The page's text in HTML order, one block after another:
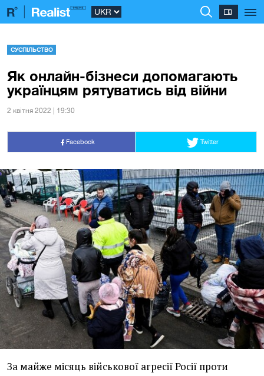
СУСПІЛЬСТВО
Як онлайн-бізнеси допомагають
українцям рятуватись від війни
2 квiтня 2022 | 19:30
Facebook Twitter
За майже місяць військової агресії Росії проти